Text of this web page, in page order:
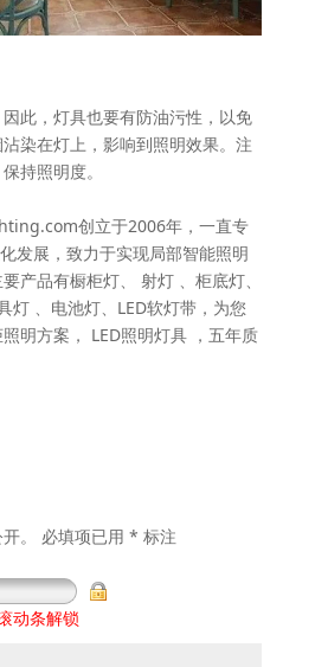
此，灯具也要有防油污性，以免
染在灯上，影响到照明效果。注
持照明度。
创立于2006年，一直专
发展，致力于实现局部智能照明
产品有橱柜灯、 射灯 、柜底灯、
灯 、电池灯、LED软灯带，为您
明方案， LED照明灯具 ，五年质
。 必填项已用 * 标注
动条解锁